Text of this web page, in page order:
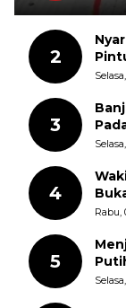
2
3
4
Rabu,
5